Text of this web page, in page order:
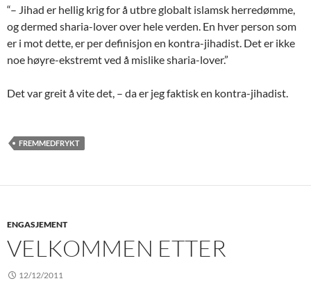
“– Jihad er hellig krig for å utbre globalt islamsk herredømme,
og dermed sharia-lover over hele verden. En hver person som
er i mot dette, er per definisjon en kontra-jihadist. Det er ikke
noe høyre-ekstremt ved å mislike sharia-lover.”
Det var greit å vite det, – da er jeg faktisk en kontra-jihadist.
FREMMEDFRYKT
ENGASJEMENT
VELKOMMEN ETTER
12/12/2011